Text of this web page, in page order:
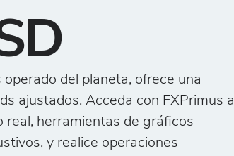
operado del planeta, ofrece una
ajustados. Acceda con FXPrimus a
real, herramientas de gráficos
y realice operaciones